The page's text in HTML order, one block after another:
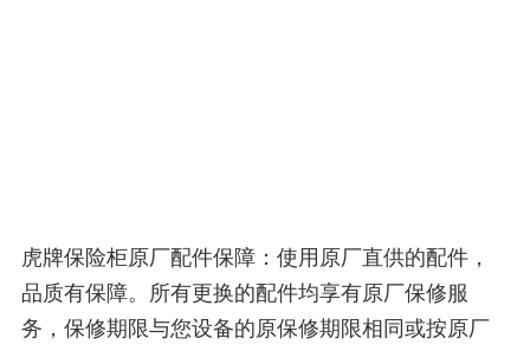
虎牌保险柜原厂配件保障：使用原厂直供的配件，
品质有保障。所有更换的配件均享有原厂保修服
务，保修期限与您设备的原保修期限相同或按原厂